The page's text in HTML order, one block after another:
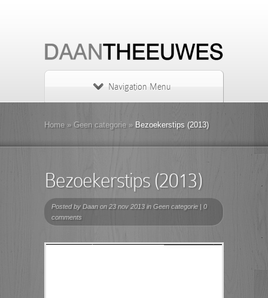
Navigation Menu
Home » Geen categorie » Bezoekerstips (2013)
Bezoekerstips (2013)
Posted by Daan on 23 nov 2013 in Geen categorie | 0
comments